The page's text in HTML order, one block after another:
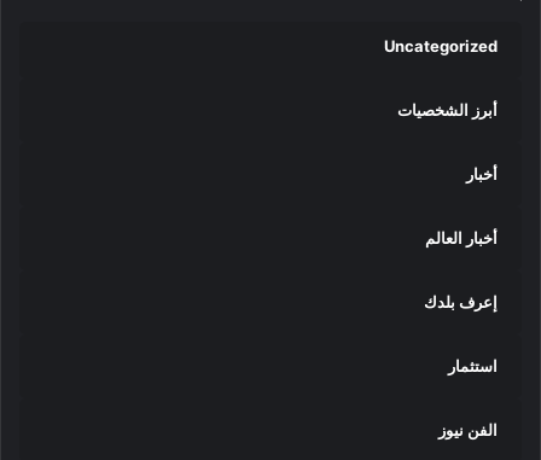
Uncategorized
أبرز الشخصيات
أخبار
أخبار العالم
إعرف بلدك
استثمار
الفن نيوز